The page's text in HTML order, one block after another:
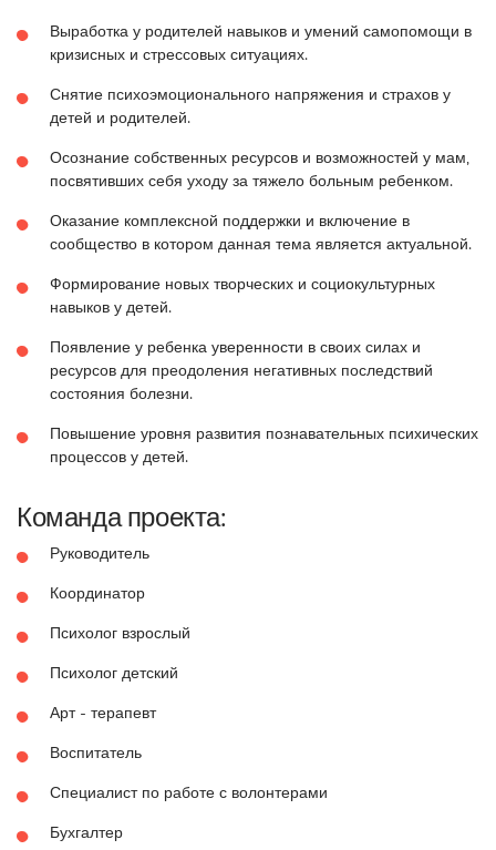
Выработка у родителей навыков и умений самопомощи в
кризисных и стрессовых ситуациях.
Снятие психоэмоционального напряжения и страхов у
детей и родителей.
Осознание собственных ресурсов и возможностей у мам,
посвятивших себя уходу за тяжело больным ребенком.
Оказание комплексной поддержки и включение в
сообщество в котором данная тема является актуальной.
Формирование новых творческих и социокультурных
навыков у детей.
Появление у ребенка уверенности в своих силах и
ресурсов для преодоления негативных последствий
состояния болезни.
Повышение уровня развития познавательных психических
процессов у детей.
Команда проекта:
Руководитель
Координатор
Психолог взрослый
Психолог детский
Арт - терапевт
Воспитатель
Специалист по работе с волонтерами
Бухгалтер